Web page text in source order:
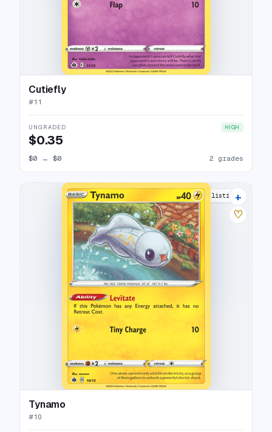
Cutiefly
#11
UNGRADED HIGH
$0.35
$0 → $0 2 grades
8 listings
+
♡
Tynamo
#10